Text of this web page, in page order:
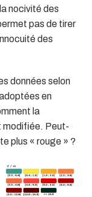
nocivité des
pas de tirer
des
données selon
en
la
modifiée. Peut-
plus « rouge » ?